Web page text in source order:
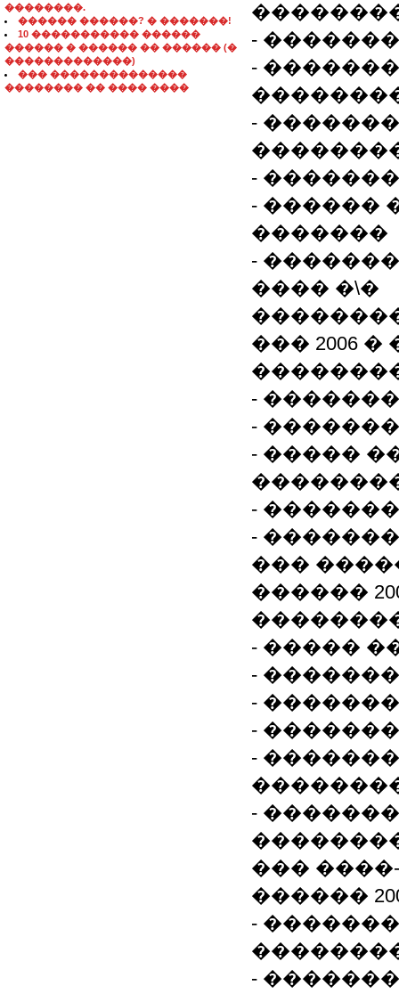
��������.
������ ������? � �������!
10 ����������� ������
������ � ������ �� ������ (�
�������������)
��� ��������������
�������� �� ���� ����
-
-
-
-
- ������
�������
-
���� �\�
��� 2006 �
-
-
- �����
-
-
���
������
- �����
-
-
-
-
-
���
������
-
-